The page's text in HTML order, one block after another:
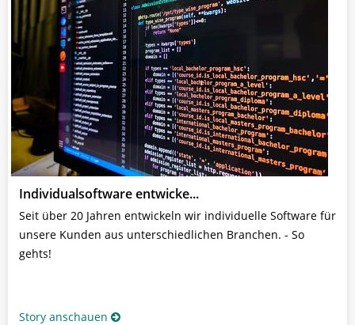
Individualsoftware entwicke...
Seit über 20 Jahren entwickeln wir individuelle Software für
unsere Kunden aus unterschiedlichen Branchen. - So
gehts!
Story anschauen